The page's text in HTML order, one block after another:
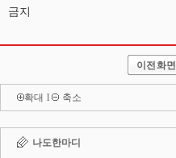
금지
이전화면
확대 l 축소